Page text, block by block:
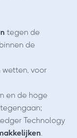
tegen de
de
wetten, voor
en de hoge
Technology
.